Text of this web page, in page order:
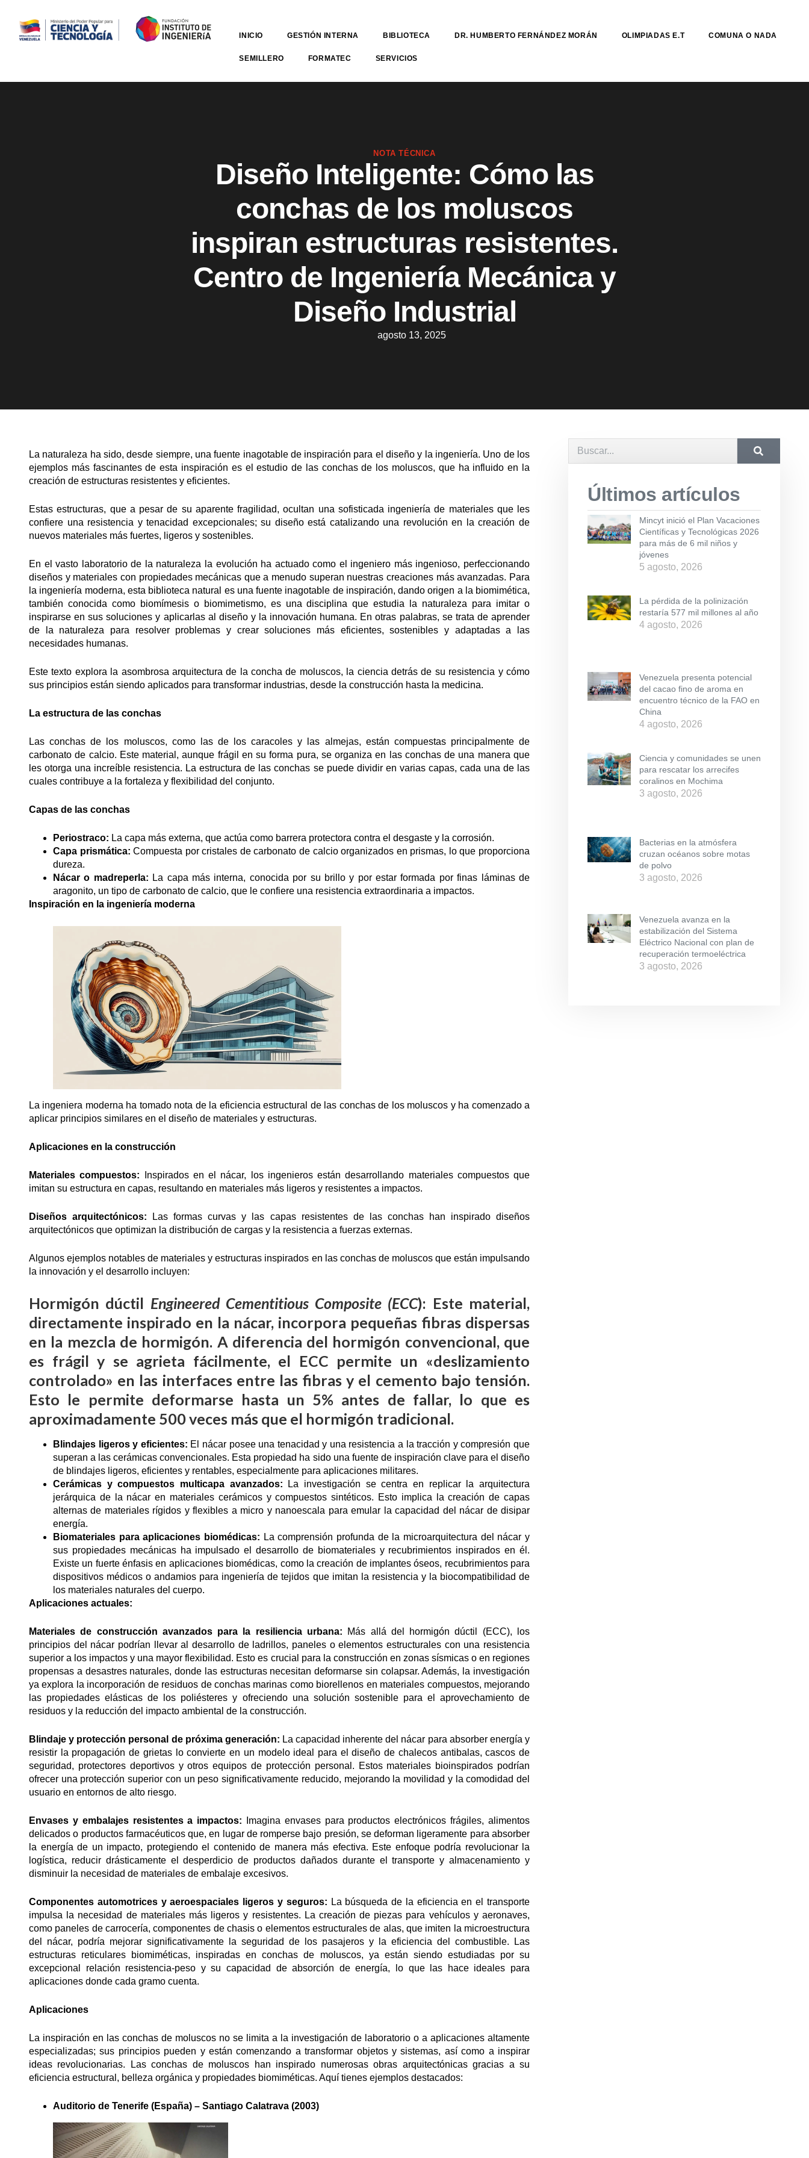
INICIO GESTIÓN INTERNA BIBLIOTECA DR. HUMBERTO FERNÁNDEZ MORÁN OLIMPIADAS E.T COMUNA O NADA
SEMILLERO FORMATEC SERVICIOS
NOTA TÉCNICA
Diseño Inteligente: Cómo las
conchas de los moluscos
inspiran estructuras resistentes.
Centro de Ingeniería Mecánica y
Diseño Industrial
agosto 13, 2025
La naturaleza ha sido, desde siempre, una fuente inagotable de inspiración para el diseño y la ingeniería. Uno de los
ejemplos más fascinantes de esta inspiración es el estudio de las conchas de los moluscos, que ha influido en la
creación de estructuras resistentes y eficientes.
Estas estructuras, que a pesar de su aparente fragilidad, ocultan una sofisticada ingeniería de materiales que les
confiere una resistencia y tenacidad excepcionales; su diseño está catalizando una revolución en la creación de
nuevos materiales más fuertes, ligeros y sostenibles.
En el vasto laboratorio de la naturaleza la evolución ha actuado como el ingeniero más ingenioso, perfeccionando
diseños y materiales con propiedades mecánicas que a menudo superan nuestras creaciones más avanzadas. Para
la ingeniería moderna, esta biblioteca natural es una fuente inagotable de inspiración, dando origen a la biomimética,
también conocida como biomímesis o biomimetismo, es una disciplina que estudia la naturaleza para imitar o
inspirarse en sus soluciones y aplicarlas al diseño y la innovación humana. En otras palabras, se trata de aprender
de la naturaleza para resolver problemas y crear soluciones más eficientes, sostenibles y adaptadas a las
necesidades humanas.
Este texto explora la asombrosa arquitectura de la concha de moluscos, la ciencia detrás de su resistencia y cómo
sus principios están siendo aplicados para transformar industrias, desde la construcción hasta la medicina.
La estructura de las conchas
Las conchas de los moluscos, como las de los caracoles y las almejas, están compuestas principalmente de
carbonato de calcio. Este material, aunque frágil en su forma pura, se organiza en las conchas de una manera que
les otorga una increíble resistencia. La estructura de las conchas se puede dividir en varias capas, cada una de las
cuales contribuye a la fortaleza y flexibilidad del conjunto.
Capas de las conchas
Periostraco: La capa más externa, que actúa como barrera protectora contra el desgaste y la corrosión.
Capa prismática:Compuesta por cristales de carbonato de calcio organizados en prismas, lo que proporciona
dureza.
Nácar o madreperla: La capa más interna, conocida por su brillo y por estar formada por finas láminas de
aragonito, un tipo de carbonato de calcio, que le confiere una resistencia extraordinaria a impactos.
Inspiración en la ingeniería moderna
La ingeniera moderna ha tomado nota de la eficiencia estructural de las conchas de los moluscos y ha comenzado a
aplicar principios similares en el diseño de materiales y estructuras.
Aplicaciones en la construcción
Materiales compuestos:
Inspirados en el nácar, los ingenieros están desarrollando materiales compuestos que
imitan su estructura en capas, resultando en materiales más ligeros y resistentes a impactos.
Diseños arquitectónicos: Las formas curvas y las capas resistentes de las conchas han inspirado diseños
arquitectónicos que optimizan la distribución de cargas y la resistencia a fuerzas externas.
Algunos ejemplos notables de materiales y estructuras inspirados en las conchas de moluscos que están impulsando
la innovación y el desarrollo incluyen:
Hormigón dúctil Engineered Cementitious Composite (ECC): Este material,
directamente inspirado en la nácar, incorpora pequeñas fibras dispersas
en la mezcla de hormigón. A diferencia del hormigón convencional, que
es frágil y se agrieta fácilmente, el ECC permite un «deslizamiento
controlado» en las interfaces entre las fibras y el cemento bajo tensión.
Esto le permite deformarse hasta un 5% antes de fallar, lo que es
aproximadamente 500 veces más que el hormigón tradicional.
Blindajes ligeros y eficientes: El nácar posee una tenacidad y una resistencia a la tracción y compresión que
superan a las cerámicas convencionales. Esta propiedad ha sido una fuente de inspiración clave para el diseño
de blindajes ligeros, eficientes y rentables, especialmente para aplicaciones militares.
Cerámicas y compuestos multicapa avanzados: La investigación se centra en replicar la arquitectura
jerárquica de la nácar en materiales cerámicos y compuestos sintéticos. Esto implica la creación de capas
alternas de materiales rígidos y flexibles a micro y nanoescala para emular la capacidad del nácar de disipar
energía.
Biomateriales para aplicaciones biomédicas: La comprensión profunda de la microarquitectura del nácar y
sus propiedades mecánicas ha impulsado el desarrollo de biomateriales y recubrimientos inspirados en él.
Existe un fuerte énfasis en aplicaciones biomédicas, como la creación de implantes óseos, recubrimientos para
dispositivos médicos o andamios para ingeniería de tejidos que imitan la resistencia y la biocompatibilidad de
los materiales naturales del cuerpo.
Aplicaciones actuales:
Materiales de construcción avanzados para la resiliencia urbana:
Más allá del hormigón dúctil (ECC), los
principios del nácar podrían llevar al desarrollo de ladrillos, paneles o elementos estructurales con una resistencia
superior a los impactos y una mayor flexibilidad. Esto es crucial para la construcción en zonas sísmicas o en regiones
propensas a desastres naturales, donde las estructuras necesitan deformarse sin colapsar. Además, la investigación
ya explora la incorporación de residuos de conchas marinas como biorellenos en materiales compuestos, mejorando
las propiedades elásticas de los poliésteres y ofreciendo una solución sostenible para el aprovechamiento de
residuos y la reducción del impacto ambiental de la construcción.
Blindaje y protección personal de próxima generación: La capacidad inherente del nácar para absorber energía y
resistir la propagación de grietas lo convierte en un modelo ideal para el diseño de chalecos antibalas, cascos de
seguridad, protectores deportivos y otros equipos de protección personal. Estos materiales bioinspirados podrían
ofrecer una protección superior con un peso significativamente reducido, mejorando la movilidad y la comodidad del
usuario en entornos de alto riesgo.
Envases y embalajes resistentes a impactos:
Imagina envases para productos electrónicos frágiles, alimentos
delicados o productos farmacéuticos que, en lugar de romperse bajo presión, se deforman ligeramente para absorber
la energía de un impacto, protegiendo el contenido de manera más efectiva. Este enfoque podría revolucionar la
logística, reducir drásticamente el desperdicio de productos dañados durante el transporte y almacenamiento y
disminuir la necesidad de materiales de embalaje excesivos.
Componentes automotrices y aeroespaciales ligeros y seguros: La búsqueda de la eficiencia en el transporte
impulsa la necesidad de materiales más ligeros y resistentes. La creación de piezas para vehículos y aeronaves,
como paneles de carrocería, componentes de chasis o elementos estructurales de alas, que imiten la microestructura
del nácar, podría mejorar significativamente la seguridad de los pasajeros y la eficiencia del combustible. Las
estructuras reticulares biomiméticas, inspiradas en conchas de moluscos, ya están siendo estudiadas por su
excepcional relación resistencia-peso y su capacidad de absorción de energía, lo que las hace ideales para
aplicaciones donde cada gramo cuenta.
Aplicaciones
La inspiración en las conchas de moluscos no se limita a la investigación de laboratorio o a aplicaciones altamente
especializadas; sus principios pueden y están comenzando a transformar objetos y sistemas, así como a inspirar
ideas revolucionarias. Las conchas de moluscos han inspirado numerosas obras arquitectónicas gracias a su
eficiencia estructural, belleza orgánica y propiedades biomiméticas. Aquí tienes ejemplos destacados:
Auditorio de Tenerife (España) – Santiago Calatrava (2003)
Últimos artículos
Mincyt inició el Plan Vacaciones
Científicas y Tecnológicas 2026
para más de 6 mil niños y
jóvenes
5 agosto, 2026
La pérdida de la polinización
restaría 577 mil millones al año
4 agosto, 2026
Venezuela presenta potencial
del cacao fino de aroma en
encuentro técnico de la FAO en
China
4 agosto, 2026
Ciencia y comunidades se unen
para rescatar los arrecifes
coralinos en Mochima
3 agosto, 2026
Bacterias en la atmósfera
cruzan océanos sobre motas
de polvo
3 agosto, 2026
Venezuela avanza en la
estabilización del Sistema
Eléctrico Nacional con plan de
recuperación termoeléctrica
3 agosto, 2026